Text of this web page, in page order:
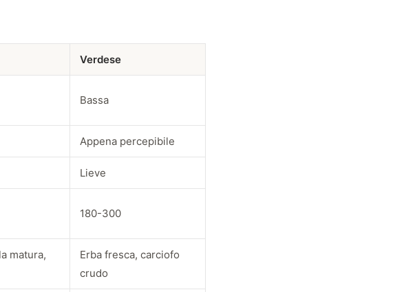
Verdese
Bassa
Appena percepibile
Lieve
180-300
matura,
Erba fresca, carciofo
crudo